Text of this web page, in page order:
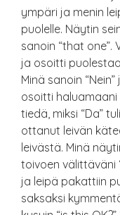
ympäri ja menin
puolelle. Näytin
sanoin “that one”.
ja osoitti
Minä sanoin
osoitti haluamaani
tiedä, miksi “Da”
ottanut leivän
leivästä. Minä
toivoen välittäväni
ja leipä pakattiin
saksaksi